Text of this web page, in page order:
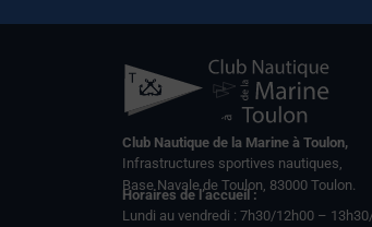
Club Nautique de la Marine à Toulon,
Infrastructures sportives nautiques,
Base Navale de Toulon, 83000 Toulon.
Horaires de l’accueil :
Lundi au vendredi : 7h30/12h00 –